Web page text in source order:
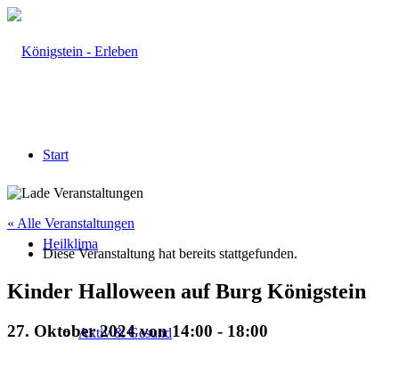
Start
Heilklima
Aktiv & Gesund
« Alle Veranstaltungen
Diese Veranstaltung hat bereits stattgefunden.
Kinder Halloween auf Burg Königstein
27. Oktober 2024 von 14:00 - 18:00